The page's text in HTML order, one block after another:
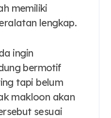
memiliki
lengkap.
ingin
bermotif
tapi belum
makloon akan
sesuai